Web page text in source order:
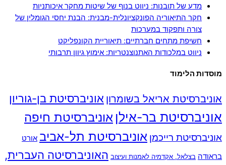
מדע של תובנות: ניווט בנוף של שיטות מחקר איכותניות
חקר התיאוריה הפונקציונלית-מבנית: הבנת יחסי הגומלין של
צורה ותפקוד במערכות
חשיפת מתחים חברתיים: תיאוריית הקונפליקט
ניווט במלכודות האתנוצנטריות: אימוץ גיוון תרבותי
מוסדות הלימוד
אוניברסיטת אריאל בשומרון אוניברסיטת בן-גוריון
אוניברסיטת בר-אילן אוניברסיטת חיפה
אוניברסיטת רייכמן אוניברסיטת תל-אביב אורט
בראודה בצלאל, אקדמיה לאמנות ועיצוב האוניברסיטה העברית,